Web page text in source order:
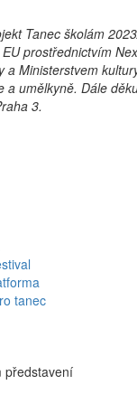
Tanec školám
prostřednictvím
a Ministerstvem
a umělkyně. Dále
3.
tanec
představení